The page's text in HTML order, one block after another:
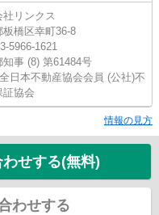
社リンクス
板橋区幸町36-8
5966-1621
知事 (8) 第61484号
日本不動産協会会員 (公社)不
証協会
情報の見方
せする(無料)
わせする